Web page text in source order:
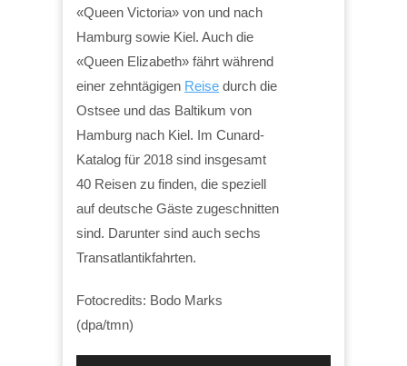
«Queen Victoria» von und nach
Hamburg sowie Kiel. Auch die
«Queen Elizabeth» fährt während
einer zehntägigen Reise durch die
Ostsee und das Baltikum von
Hamburg nach Kiel. Im Cunard-
Katalog für 2018 sind insgesamt
40 Reisen zu finden, die speziell
auf deutsche Gäste zugeschnitten
sind. Darunter sind auch sechs
Transatlantikfahrten.
Fotocredits: Bodo Marks
(dpa/tmn)